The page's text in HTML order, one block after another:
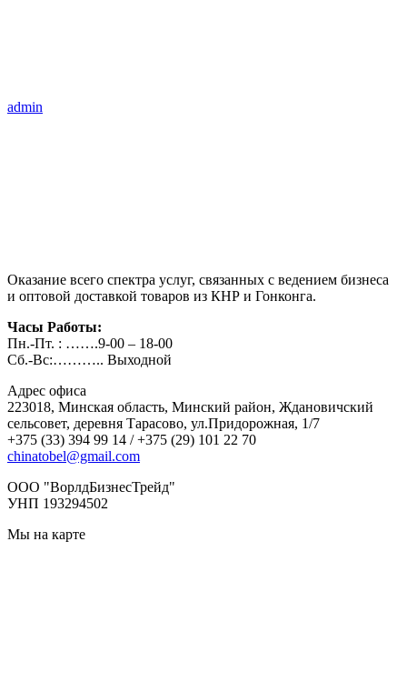
admin
Оказание всего спектра услуг, связанных с ведением бизнеса
и оптовой доставкой товаров из КНР и Гонконга.
Часы Работы:
Пн.-Пт. : …….9-00 – 18-00
Сб.-Вс:……….. Выходной
Адрес офиса
223018, Минская область, Минский район, Ждановичский
сельсовет, деревня Тарасово, ул.Придорожная, 1/7
+375 (33) 394 99 14 / +375 (29) 101 22 70
chinatobel@gmail.com
OOO "ВорлдБизнесТрейд"
УНП 193294502
Мы на карте